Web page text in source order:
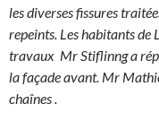
les diverses fissures
repeints. Les habitants
travaux Mr Stiflinng a
la façade avant. Mr
chaînes .